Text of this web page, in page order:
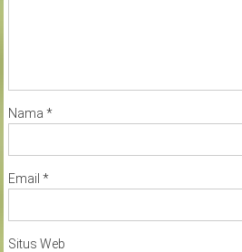
Nama *
Email *
Situs Web